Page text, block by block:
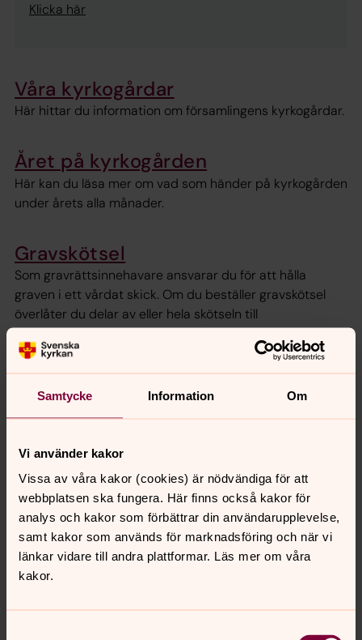
Samtycke Information Om
Vi använder kakor
Vissa av våra kakor (cookies) är nödvändiga för att
webbplatsen ska fungera. Här finns också kakor för
analys och kakor som förbättrar din användarupplevelse,
samt kakor som används för marknadsföring och när vi
länkar vidare till andra plattformar. Läs mer om våra
kakor.
Klicka här
Våra kyrkogårdar
Här hittar du information om församlingens kyrkogårdar.
Året på kyrkogården
Här kan du läsa mer om vad som händer på kyrkogården
under årets alla månader.
Gravskötsel
Som gravrättsinnehavare ansvarar du för att hålla
graven i ett vårdat skick. Om du beställer gravskötsel
överlåter du delar av eller hela skötseln till
kyrkogårdsförvaltningen enligt våra olika skötselavtal.
Klicka här för att komma till beställningen.
Ovårdad grav
Det är gravrättsinnehavarens ansvar att hålla
gravplatsen i ordnat och värdigt skick. Varje år
gravrättsinnehavaren.
Kulturhistorisk inventering och
bevarandeplan
En begravningsplats är inte bara en plats för sorg och